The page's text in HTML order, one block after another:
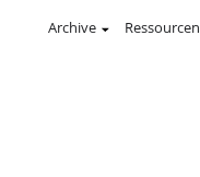
Archive Ressourcen